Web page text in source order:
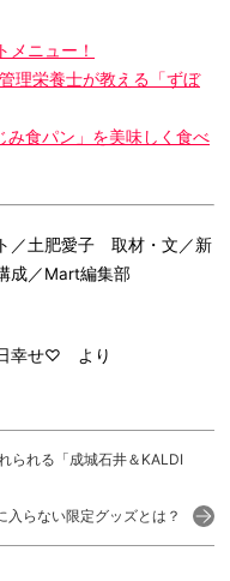
メニュー！
理栄養士が教える「ずぼ
み食パン」を美味しく食べ
／土肥愛子 取材・文／新
／Mart編集部
日幸せ♡ より
られる「成城石井＆KALDI
入らない限定グッズとは？